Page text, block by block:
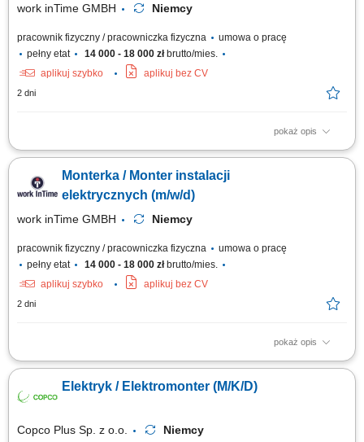
work inTime GMBH Niemcy
pracownik fizyczny / pracowniczka fizyczna
umowa o pracę
pełny etat
14 000 - 18 000 złbrutto/mies.
aplikuj szybko
aplikuj bez CV
2 dni
pokaż opis
Twój zakres obowiązków: Montaż instalacji elektrycznych w budynkach
starych przewodów elektrycznych; Montaż i podłączanie szaf
sterowniczych Umiejętność współpracy w zespole Polsko-Niemieckim;
Monterka / Monter instalacji
elektrycznych (m/w/d)
work inTime GMBH Niemcy
pracownik fizyczny / pracowniczka fizyczna
umowa o pracę
pełny etat
14 000 - 18 000 złbrutto/mies.
aplikuj szybko
aplikuj bez CV
2 dni
pokaż opis
Zakres obowiązków: Wykonywanie instalacji elektrycznych w obiektach
starych instalacji. Montaż i podłączanie szaf sterowniczych. Realizacja
prostych prac montażowych. Praca w zespole polsko-niemieckim.
Elektryk / Elektromonter (M/K/D)
Copco Plus Sp. z o.o. Niemcy